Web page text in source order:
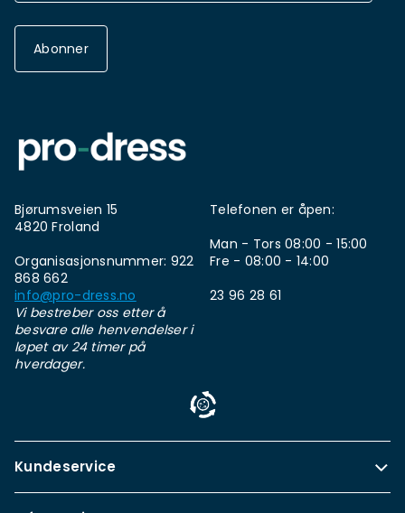
Abonner
Bjørumsveien 15
4820 Froland
Organisasjonsnummer: 922
868 662
info@pro-dress.no
Vi bestreber oss etter å
besvare alle henvendelser i
løpet av 24 timer på
hverdager.
Telefonen er åpen:
Man - Tors 08:00 - 15:00
Fre - 08:00 - 14:00
23 96 28 61
Kundeservice